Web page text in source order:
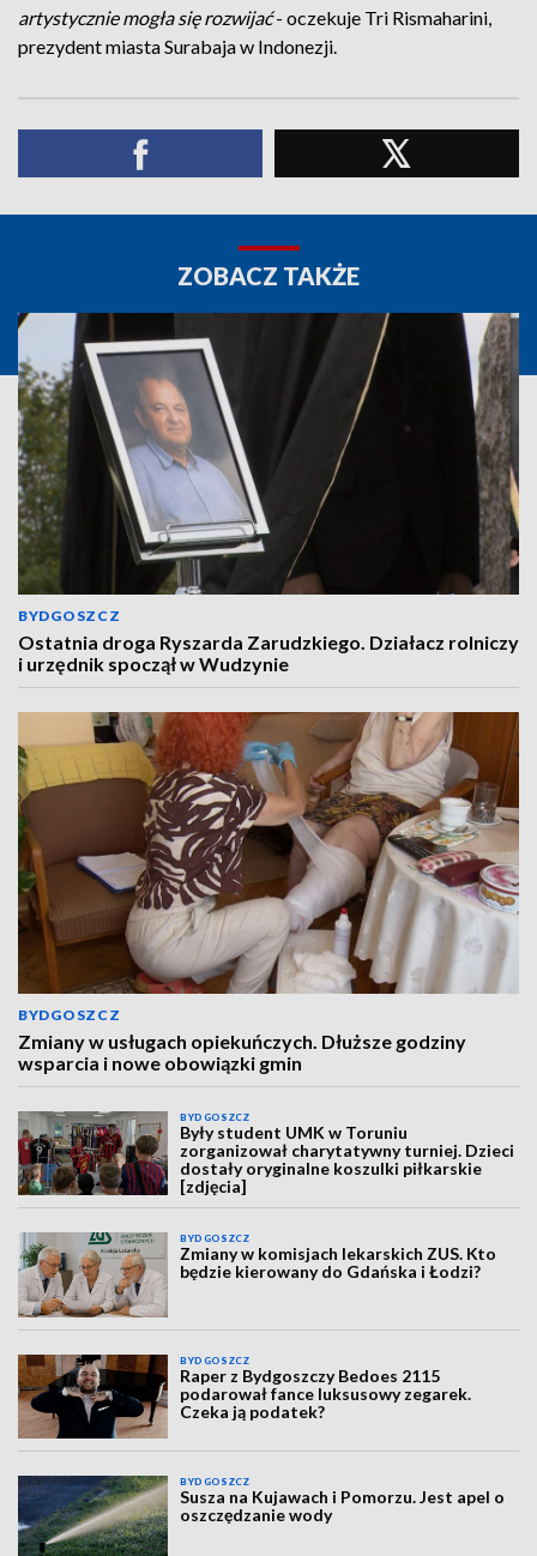
artystycznie mogła się rozwijać- oczekuje Tri Rismaharini,
prezydent miasta Surabaja w Indonezji.
ZOBACZ TAKŻE
BYDGOSZCZ
Ostatnia droga Ryszarda Zarudzkiego. Działacz rolniczy
i urzędnik spoczął w Wudzynie
BYDGOSZCZ
Zmiany w usługach opiekuńczych. Dłuższe godziny
wsparcia i nowe obowiązki gmin
BYDGOSZCZ
Były student UMK w Toruniu
zorganizował charytatywny turniej. Dzieci
dostały oryginalne koszulki piłkarskie
[zdjęcia]
BYDGOSZCZ
Zmiany w komisjach lekarskich ZUS. Kto
będzie kierowany do Gdańska i Łodzi?
BYDGOSZCZ
Raper z Bydgoszczy Bedoes 2115
podarował fance luksusowy zegarek.
Czeka ją podatek?
BYDGOSZCZ
Susza na Kujawach i Pomorzu. Jest apel o
oszczędzanie wody